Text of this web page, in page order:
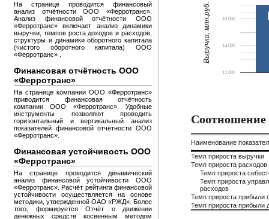
На странице проводится финансовый
анализ отчётности ООО «Ферротранс».
Анализ финансовой отчётности ООО
«Ферротранс» включает анализ динамики
выручки, темпов роста доходов и расходов,
структуры и динамики оборотного капитала
(чистого оборотного капитала) ООО
«Ферротранс» .
Финансовая отчётность ООО
«Ферротранс»
На странице компании ООО «Ферротранс»
приводится финансовая отчётность
компании ООО «Ферротранс». Удобные
инструменты позволяют проводить
горизонтальный и вертикальный анализ
показателей финансовой отчётности ООО
«Ферротранс».
Финансовая устойчивость ООО
«Ферротранс»
На странице проводится динамический
анализ финансовой устойчивости ООО
«Ферротранс». Расчёт рейтинга финансовой
устойчивости осуществляется на основе
методики, утвержденной ОАО «РЖД». Более
того, формируется Отчёт о движении
денежных средств косвенным методом
12,000
14,000
16,000
Выручка, млн.руб.
Соотношение
Наименование
Темп прироста выручки
Темп прироста расходов
Темп прироста
Темп прироста
расходов
Темп прироста прибыли
Темп прироста прибыли